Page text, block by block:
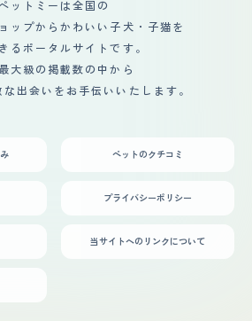
ットミーは全国の
ップからかわいい子犬・子猫を
るポータルサイトです。
大級の掲載数の中から
出会いをお手伝いいたします。
ペットのクチコミ
プライバシーポリシー
当サイトへのリンクについて